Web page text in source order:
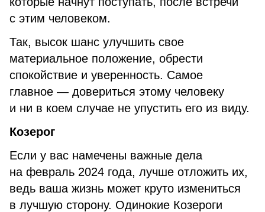
с этим человеком.
Так, высок шанс улучшить свое
материальное положение, обрести
спокойствие и уверенность. Самое
главное — довериться этому человеку
и ни в коем случае не упустить его из виду.
Козерог
Если у вас намечены важные дела
на февраль 2024 года, лучше отложить их,
ведь ваша жизнь может круто измениться
в лучшую сторону. Одинокие Козероги